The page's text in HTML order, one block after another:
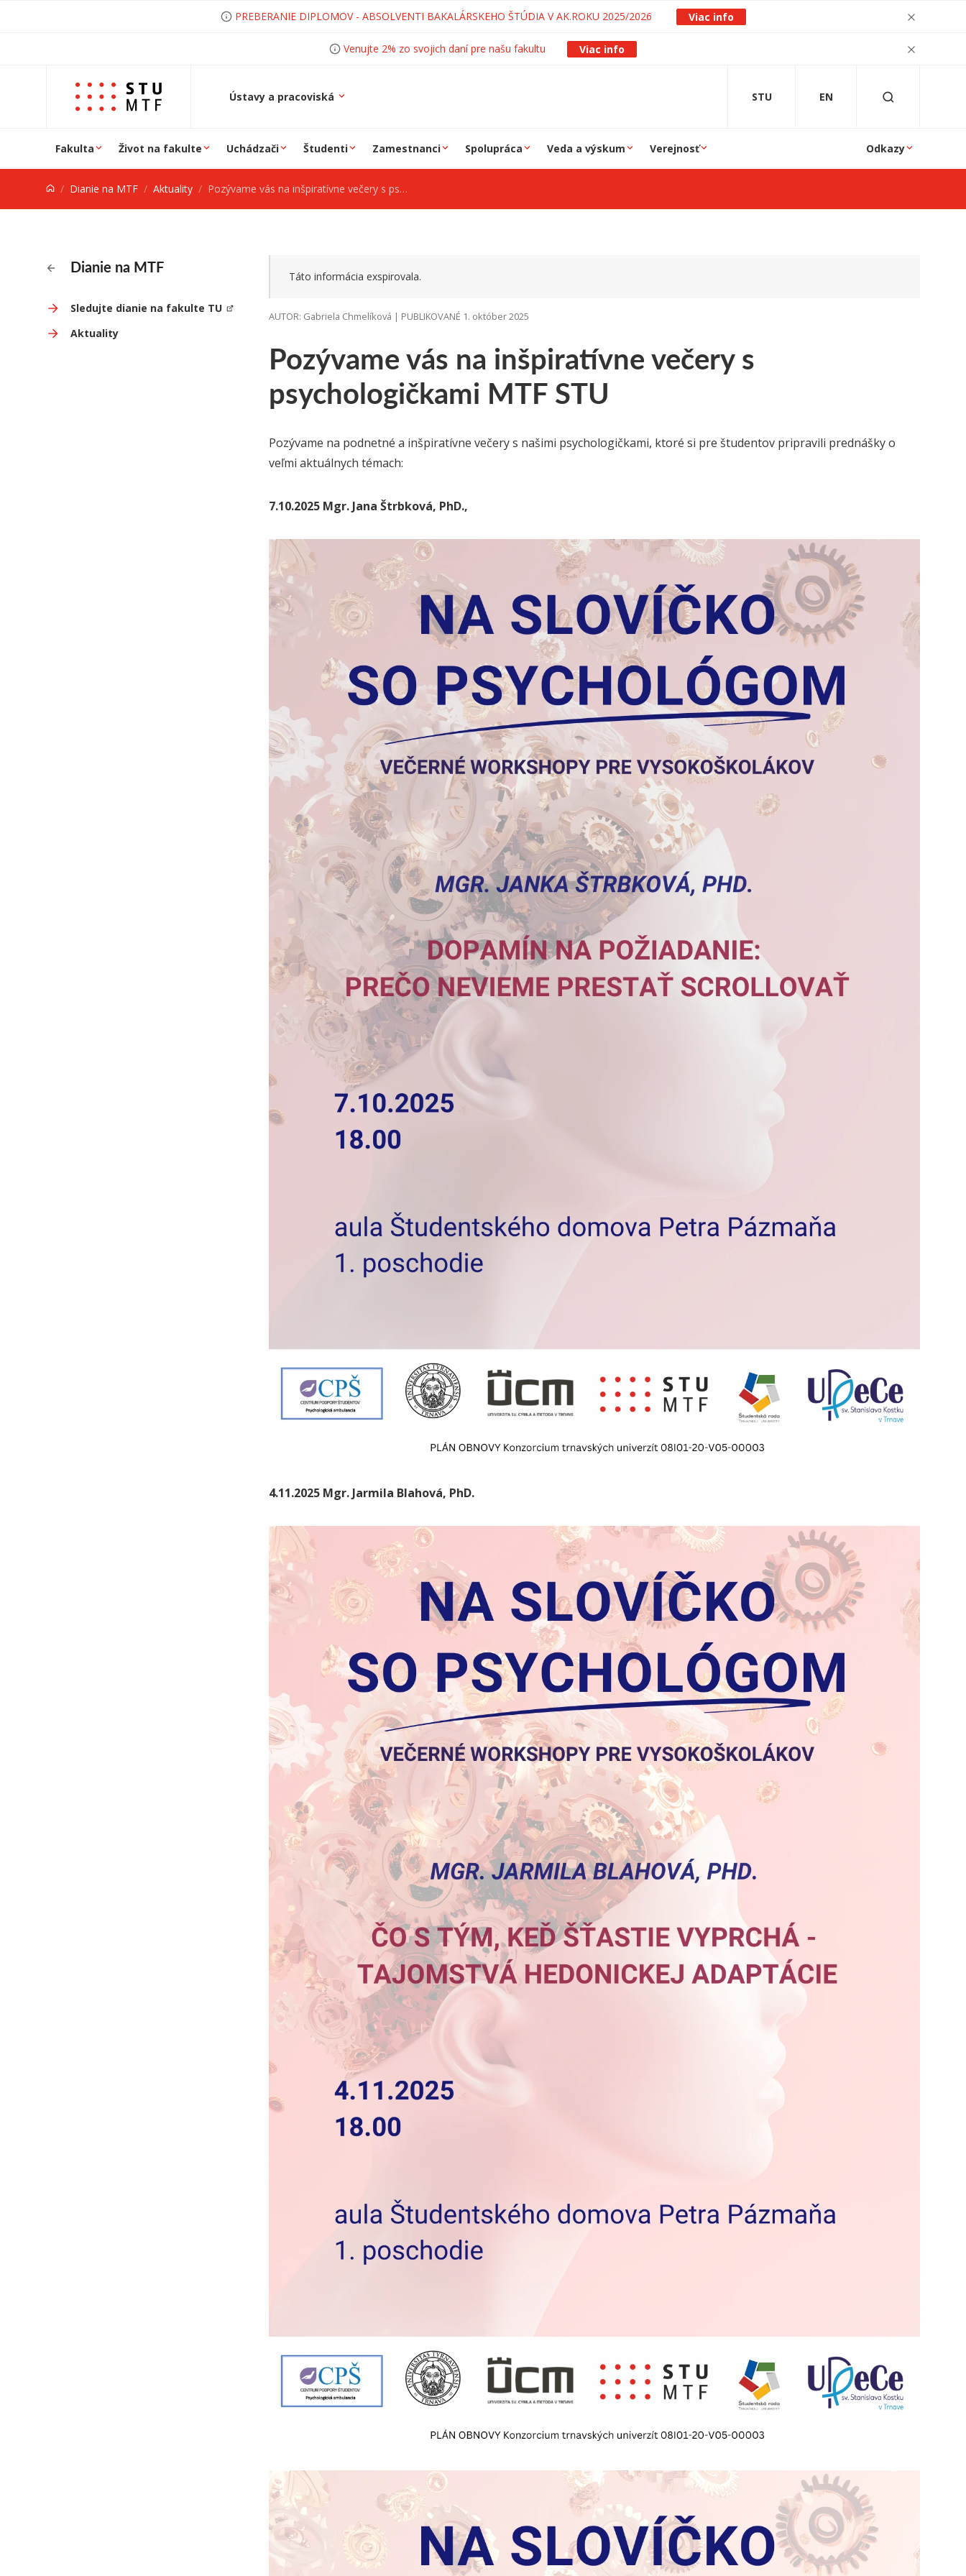
PREBERANIE DIPLOMOV - ABSOLVENTI BAKALÁRSKEHO ŠTÚDIA V AK.ROKU 2025/2026 Viac info
Venujte 2% zo svojich daní pre našu fakultu Viac info
Ústavy a pracoviská STU EN
Fakulta Život na fakulte Uchádzači Študenti Zamestnanci Spolupráca Veda a výskum Verejnosť Odkazy
Dianie na MTF Aktuality Pozývame vás na inšpiratívne večery s psychologičkami MTF STU
Dianie na MTF
Sledujte dianie na fakulte TU
Aktuality
Pozývame vás na inšpiratívne večery s
psychologičkami MTF STU
Táto informácia exspirovala.
AUTOR: Gabriela Chmelíková | PUBLIKOVANÉ 1. október 2025
Pozývame na podnetné a inšpiratívne večery s našimi psychologičkami, ktoré si pre študentov pripravili prednášky o
veľmi aktuálnych témach:
7.10.2025 Mgr. Jana Štrbková, PhD.,
4.11.2025 Mgr. Jarmila Blahová, PhD.